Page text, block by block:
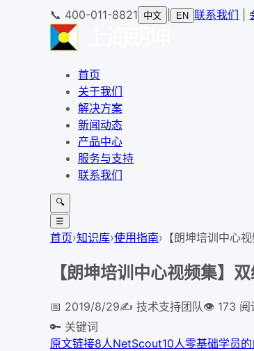
📞 400-011-8821 中文 EN 联系我们
首页
关于我们
解决方案
新闻动态
产品中心
服务与支持
联系我们
🔍
☰
首页›知识库›使用指南› 【朗坤培训中心
【朗坤培训中心视频集】
📅 2019/8/29✍️ 技术支持团队👁 173 阅
🔑 关键词
原文链接8人NetScout10人零基础学员